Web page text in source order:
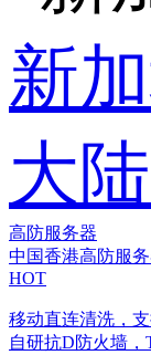
新
大
高防服务器
中国香港高防服
HOT
移动直连清洗，
自研抗D防火墙，